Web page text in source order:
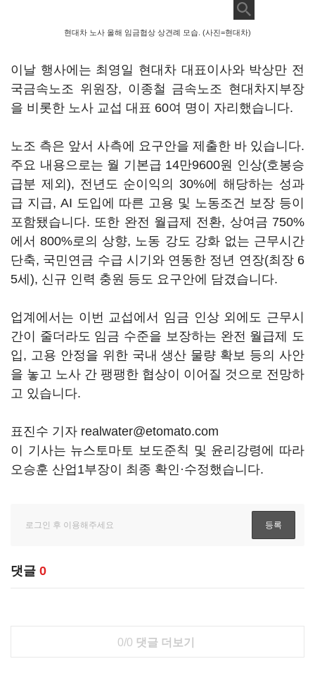
현대차 노사 올해 임금협상 상견례 모습. (사진=현대차)
이날 행사에는 최영일 현대차 대표이사와 박상만 전
국금속노조 위원장, 이종철 금속노조 현대차지부장
을 비롯한 노사 교섭 대표 60여 명이 자리했습니다.
노조 측은 앞서 사측에 요구안을 제출한 바 있습니다.
주요 내용으로는 월 기본급 14만9600원 인상(호봉승
급분 제외), 전년도 순이익의 30%에 해당하는 성과
급 지급, AI 도입에 따른 고용 및 노동조건 보장 등이
포함됐습니다. 또한 완전 월급제 전환, 상여금 750%
에서 800%로의 상향, 노동 강도 강화 없는 근무시간
단축, 국민연금 수급 시기와 연동한 정년 연장(최장 6
5세), 신규 인력 충원 등도 요구안에 담겼습니다.
업계에서는 이번 교섭에서 임금 인상 외에도 근무시
간이 줄더라도 임금 수준을 보장하는 완전 월급제 도
입, 고용 안정을 위한 국내 생산 물량 확보 등의 사안
을 놓고 노사 간 팽팽한 협상이 이어질 것으로 전망하
고 있습니다.
표진수 기자 realwater@etomato.com
이 기사는 뉴스토마토 보도준칙 및 윤리강령에 따라
오승훈 산업1부장이 최종 확인·수정했습니다.
댓글 0
0/0 댓글 더보기